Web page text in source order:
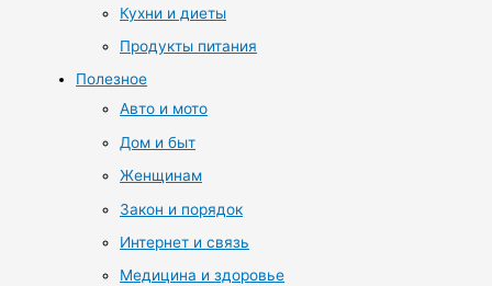
Кухни и диеты
Продукты питания
Полезное
Авто и мото
Дом и быт
Женщинам
Закон и порядок
Интернет и связь
Медицина и здоровье